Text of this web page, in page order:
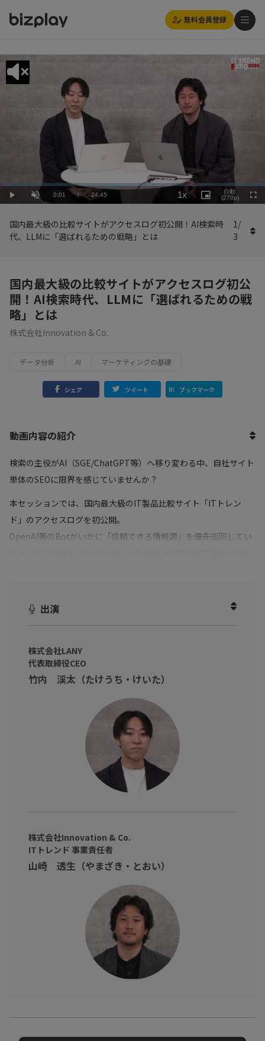
無料会員登録
Play UnmuteCurrent
0:01 / Duration
24:45
Loaded:
2.43%
1x
Playback
Rate
Picture-
in-
自動
(270p)
国内最大級の比較サイトがアクセスログ初公開！AI検索時
代、LLMに「選ばれるための戦略」とは
1/
3
国内最大級の比較サイトがアクセスログ初公
開！AI検索時代、LLMに「選ばれるための戦
略」とは
株式会社Innovation & Co.
データ分析 AI マーケティングの基礎
シェア ツイート ブックマーク
動画内容の紹介
検索の主役がAI（SGE/ChatGPT等）へ移り変わる中、自社サイト
単体のSEOに限界を感じていませんか？
本セッションでは、国内最大級のIT製品比較サイト「ITトレン
ド」のアクセスログを初公開。
OpenAI等のBotがいかに「信頼できる情報源」を優先巡回してい
（大規模言語モデル最適化）の最短ルートを導き出す。
※本動画は2026年3月5日開催のITトレンドEXPO2026 SPRINGの
アーカイブ動画となります。
かじめご了承ください。
出演
株式会社LANY
代表取締役CEO
竹内 渓太（たけうち・けいた）
株式会社Innovation & Co.
ITトレンド 事業責任者
山崎 透生（やまざき・とおい）